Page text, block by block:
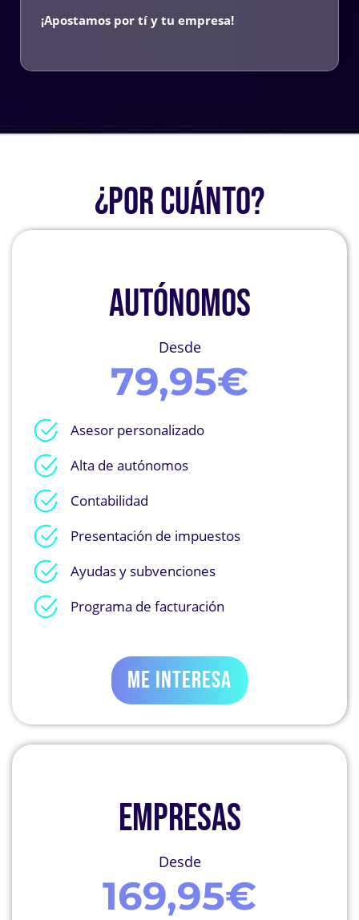
¡Apostamos por tí y tu empresa!
¿POR CUÁNTO?
AUTÓNOMOS
Desde
79,95€
Asesor personalizado
Alta de autónomos
Contabilidad
Presentación de impuestos
Ayudas y subvenciones
Programa de facturación
ME INTERESA
EMPRESAS
Desde
169,95€